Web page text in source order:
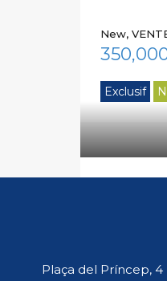
New,
Exclusif
2
Plaça del Príncep, 4